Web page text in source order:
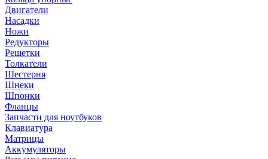
Двигатели
Насадки
Ножи
Редукторы
Решетки
Толкатели
Шестерня
Шнеки
Шпонки
Фланцы
Запчасти для ноутбуков
Клавиатура
Матрицы
Аккумуляторы